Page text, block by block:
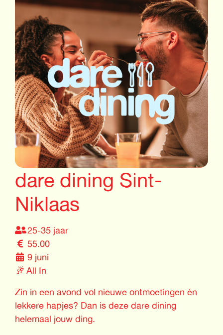
dare dining Sint-
Niklaas
25-35 jaar
55.00
9 juni
🥂 All In
Zin in een avond vol nieuwe ontmoetingen én
lekkere hapjes? Dan is deze dare dining
helemaal jouw ding.